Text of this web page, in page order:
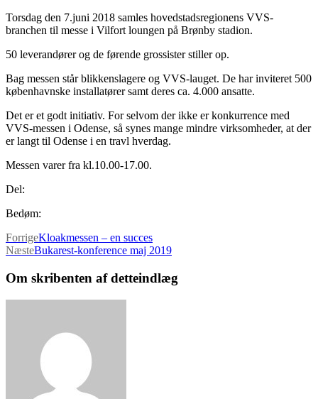
Torsdag den 7.juni 2018 samles hovedstadsregionens VVS-
branchen til messe i Vilfort loungen på Brønby stadion.
50 leverandører og de førende grossister stiller op.
Bag messen står blikkenslagere og VVS-lauget. De har inviteret 500
københavnske installatører samt deres ca. 4.000 ansatte.
Det er et godt initiativ. For selvom der ikke er konkurrence med
VVS-messen i Odense, så synes mange mindre virksomheder, at der
er langt til Odense i en travl hverdag.
Messen varer fra kl.10.00-17.00.
Del:
Bedøm:
ForrigeKloakmessen – en succes
NæsteBukarest-konference maj 2019
Om skribenten af detteindlæg